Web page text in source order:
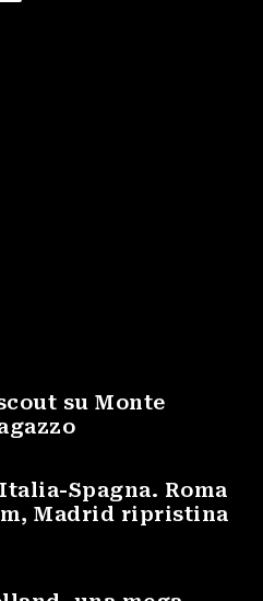
su Monte
Spagna. Roma
Madrid ripristina